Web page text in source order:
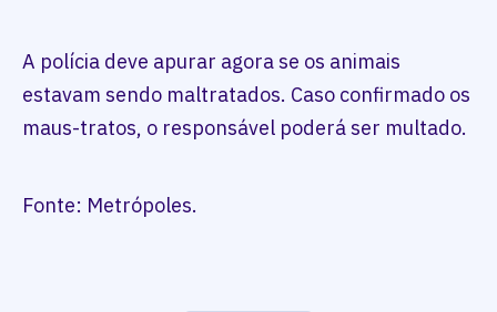
A polícia deve apurar agora se os animais
estavam sendo maltratados. Caso confirmado os
maus-tratos, o responsável poderá ser multado.
Fonte: Metrópoles.